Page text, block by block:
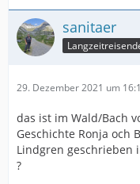
sanitaer
29. Dezember 2021 um
das ist im Wald/Bach
Geschichte Ronja och
Lindgren geschrieben
?